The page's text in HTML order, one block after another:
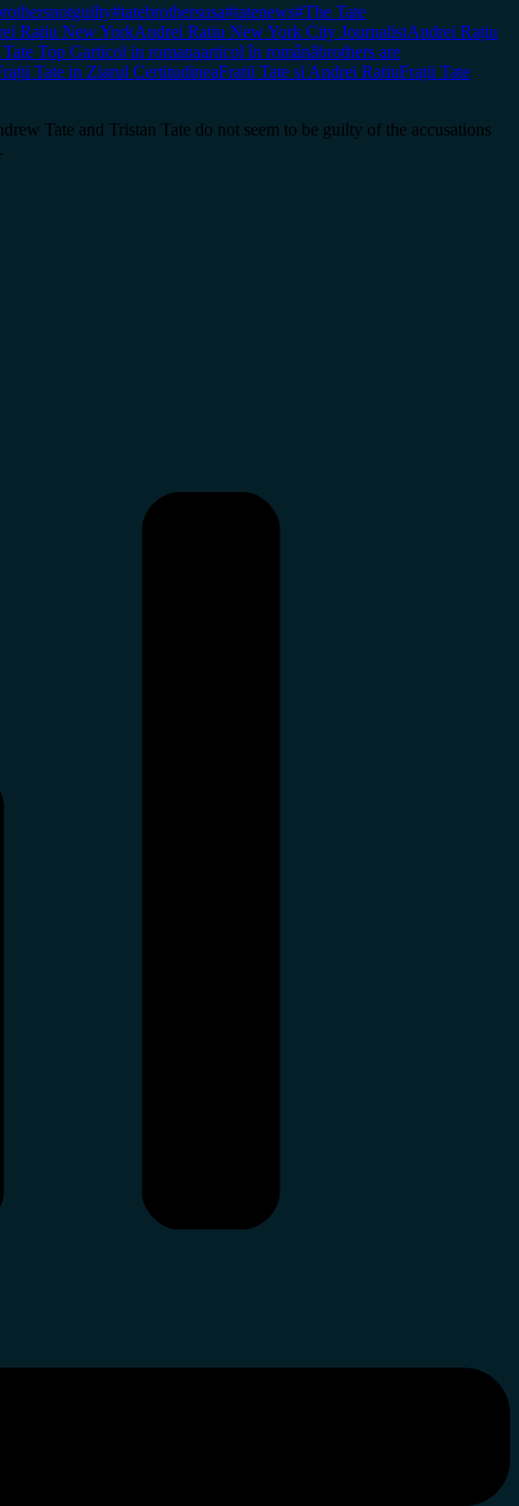
#tatebrothersusa#tatenews#The Tate
Ratiu New YorkAndrei Ratiu New York City JournalistAndrei Rațiu
Top Garticol in romanaarticol în românăbrothers are
Tate in Ziarul CertitudineaFratii Tate si Andrei RatiuFrații Tate
Tate and Tristan Tate do not seem to be guilty of the accusations